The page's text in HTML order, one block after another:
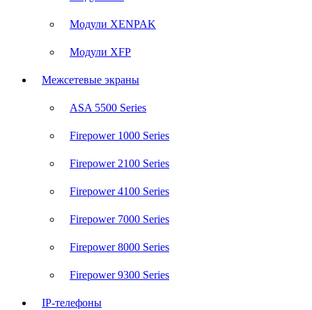
Модули XENPAK
Модули XFP
Межсетевые экраны
ASA 5500 Series
Firepower 1000 Series
Firepower 2100 Series
Firepower 4100 Series
Firepower 7000 Series
Firepower 8000 Series
Firepower 9300 Series
IP-телефоны